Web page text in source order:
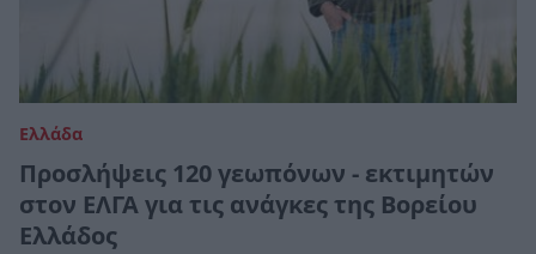
Ελλάδα
Προσλήψεις 120 γεωπόνων - εκτιμητών
στον ΕΛΓΑ για τις ανάγκες της Βορείου
Ελλάδος